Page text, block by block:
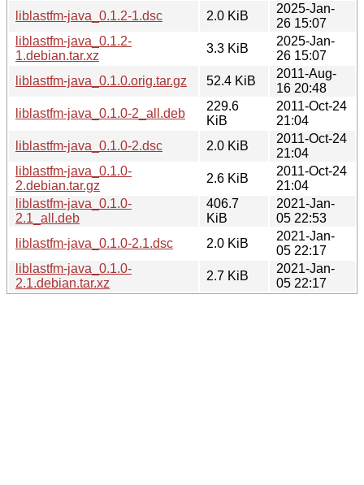
liblastfm-java_0.1.2-1.dsc
2.0 KiB
2025-Jan-
26 15:07
liblastfm-java_0.1.2-
1.debian.tar.xz
3.3 KiB
2025-Jan-
26 15:07
liblastfm-java_0.1.0.orig.tar.gz
52.4 KiB
2011-Aug-
16 20:48
liblastfm-java_0.1.0-2_all.deb
229.6
KiB
2011-Oct-24
21:04
liblastfm-java_0.1.0-2.dsc
2.0 KiB
2011-Oct-24
21:04
liblastfm-java_0.1.0-
2.debian.tar.gz
2.6 KiB
2011-Oct-24
21:04
liblastfm-java_0.1.0-
2.1_all.deb
406.7
KiB
2021-Jan-
05 22:53
liblastfm-java_0.1.0-2.1.dsc
2.0 KiB
2021-Jan-
05 22:17
liblastfm-java_0.1.0-
2.1.debian.tar.xz
2.7 KiB
2021-Jan-
05 22:17